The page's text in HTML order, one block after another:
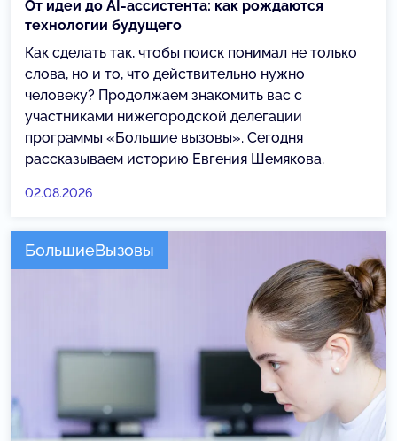
От идеи до AI-ассистента: как рождаются
технологии будущего
Как сделать так, чтобы поиск понимал не только
слова, но и то, что действительно нужно
человеку? Продолжаем знакомить вас с
участниками нижегородской делегации
программы «Большие вызовы». Сегодня
рассказываем историю Евгения Шемякова.
02.08.2026
БольшиеВызовы